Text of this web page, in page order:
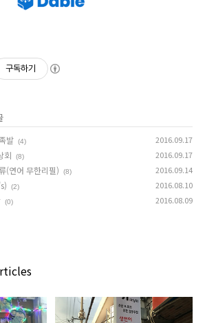
구독하기
발 (4) 2016.09.17
회 (8) 2016.09.17
(연어 무한리필) (8) 2016.09.14
(2) 2016.08.10
(0) 2016.08.09